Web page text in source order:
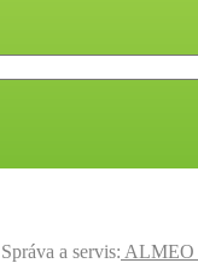
a servis: ALMEO